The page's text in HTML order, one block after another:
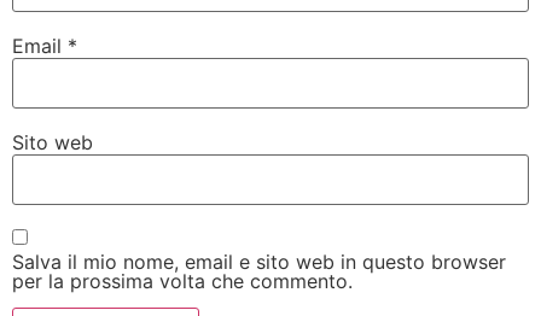
Email *
Sito web
Salva il mio nome, email e sito web in questo browser
per la prossima volta che commento.